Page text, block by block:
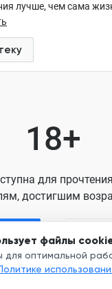
файлы
оптимальной
лучше, чем сама
18+
для
достигшим
кнопку, я принимаю